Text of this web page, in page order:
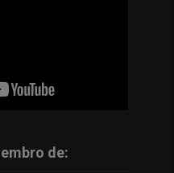
de: